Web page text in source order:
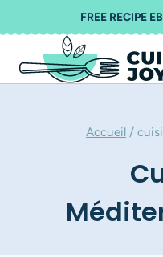
au
contenu
FREE RECIPE
Accueil /